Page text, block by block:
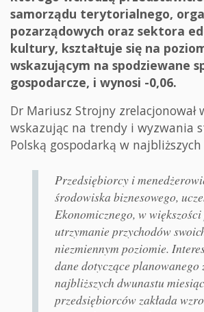
samorządu terytorialnego,
pozarządowych oraz sektora
kultury, kształtuje się na
wskazującym na spodziewane
gospodarcze, i wynosi -0,06.
Dr Mariusz Strojny zrelacjonował
wskazując na trendy i wyzwania
Polską gospodarką w
Przedsiębiorcy i
środowiska biznesowego,
Ekonomicznego, w
utrzymanie przychodów
niezmiennym poziomie.
dane dotyczące
najbliższych dwunastu
przedsiębiorców zakłada